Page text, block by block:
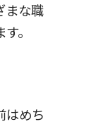
まな職
。
はめち